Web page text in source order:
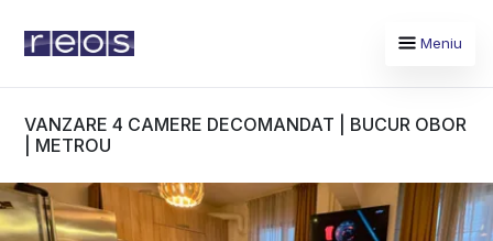
Meniu
VANZARE 4 CAMERE DECOMANDAT | BUCUR OBOR
| METROU